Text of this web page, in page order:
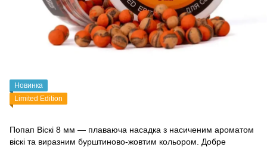
Новинка
Limited Edition
Попап Віскі 8 мм — плаваюча насадка з насиченим ароматом
віскі та виразним бурштиново-жовтим кольором. Добре